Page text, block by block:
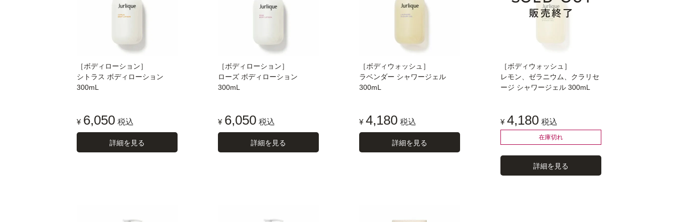
［ボディローション］
シトラス ボディローション
300mL
¥ 6,050 税込
詳細を見る
［ボディローション］
ローズ ボディローション
300mL
¥ 6,050 税込
詳細を見る
［ボディウォッシュ］
ラベンダー シャワージェル
300mL
¥ 4,180 税込
詳細を見る
［ボディウォッシュ］
レモン、ゼラニウム、クラリセ
ージ シャワージェル 300mL
¥ 4,180 税込
在庫切れ
詳細を見る